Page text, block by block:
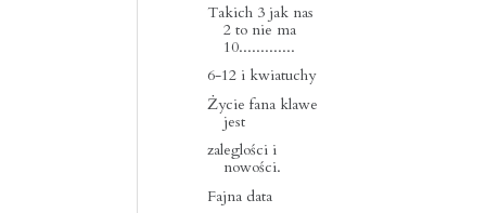
Takich 3 jak nas
2 to nie ma
10.............
6-12 i kwiatuchy
Życie fana klawe
jest
zaleglości i
nowości.
Fajna data